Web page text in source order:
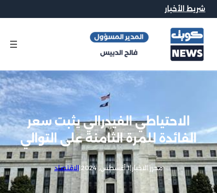
شريط الأخبار
الاحتياطي الفيدرالي يثبت سعر
الفائدة للمرة الثامنة على التوالي
محرر الاخبار|1 أغسطس, 2024 |الاقتصاد